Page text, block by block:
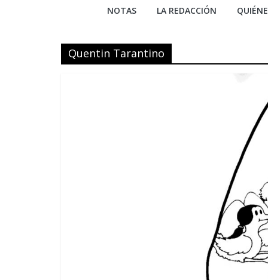
NOTAS LA REDACCIÓN
Quentin Tarantino